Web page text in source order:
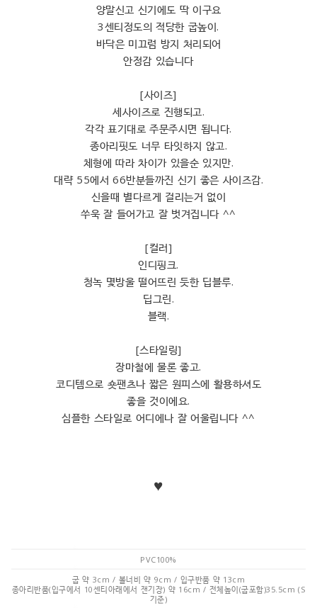
양말신고 신기에도 딱 이구요
3센티정도의 적당한 굽높이.
바닥은 미끄럼 방지 처리되어
안정감 있습니다
[사이즈]
세사이즈로 진행되고.
각각 표기대로 주문주시면 됩니다.
종아리핏도 너무 타잇하지 않고.
체형에 따라 차이가 있을순 있지만.
대략 55에서 66반분들까진 신기 좋은 사이즈감.
신을때 별다르게 걸리는거 없이
쑤욱 잘 들어가고 잘 벗겨집니다 ^^
[컬러]
인디핑크.
청녹 몇방울 떨어뜨린 듯한 딥블루.
딥그린.
블랙.
[스타일링]
장마철에 물론 좋고.
코디템으로 숏팬츠나 짧은 원피스에 활용하셔도
좋을 것이에요.
심플한 스타일로 어디에나 잘 어울립니다 ^^
♥
PVC100%
굽 약 3cm / 볼너비 약 9cm / 입구반품 약 13cm
종아리반품(입구에서 10센티아래에서 잰기장) 약 16cm / 전체높이(굽포함)35.5cm (S
기준)